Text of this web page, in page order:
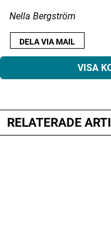
Nella Bergström
DELA VIA MAIL
VISA
Din e-postadress
RELATERADE